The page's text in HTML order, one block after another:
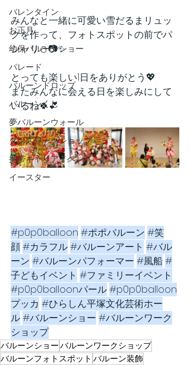
バレンタイン
お正月
幼保バルーンショー
パレード
バルーンドロップ
バルーンくじ
夢バルーンウォール
ダンスワークショップ
携帯キャリアイベント
イースター
みんなと一緒に可愛い雪だるまリュッ
クを作って、フォトスポットの前でパ
シャリ⛄️📷✨
とっても楽しい1日をありがとう💖
またみんなに会える日を楽しみにして
いるね🍀💕
#p0p0balloon #ポポバルーン #笑
顔#カラフル#バルーンアート #バル
ーン #バルーンパフォーマー #風船#
子どもイベント #ファミリーイベント
#p0p0balloonパール#p0p0balloon
プッカ #ひらしん平塚文化芸術ホー
ル#バルーンショー #バルーンワーク
ショップ
バルーンショーバルーンワークショップ
バルーンフォトスポット バルーン装飾